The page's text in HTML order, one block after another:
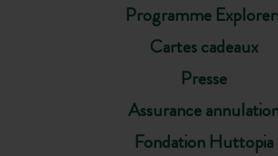
Programme
Cartes cadeaux
Presse
Assurance
Fondation Huttopia